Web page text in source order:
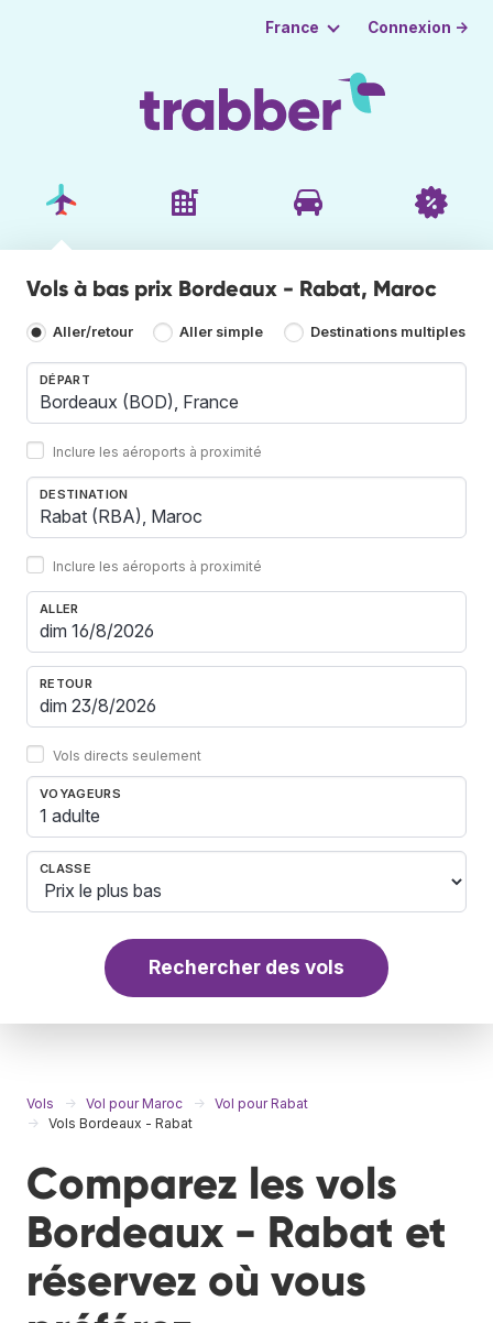
France Connexion →
Vols à bas prix Bordeaux - Rabat, Maroc
Aller/retour Aller simple Destinations multiples
DÉPART
Inclure les aéroports à proximité
DESTINATION
Inclure les aéroports à proximité
ALLER
RETOUR
Vols directs seulement
VOYAGEURS
1 adulte
CLASSE
Rechercher des vols
Vols Vol pour Maroc
Vol pour Rabat
Vols Bordeaux - Rabat
Comparez les vols
Bordeaux - Rabat et
réservez où vous